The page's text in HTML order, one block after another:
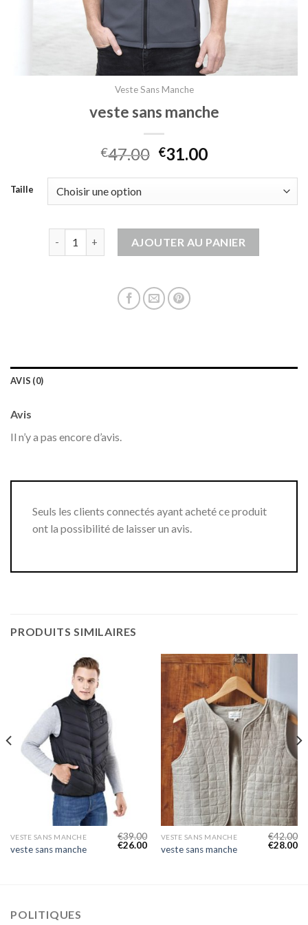
Veste Sans Manche
veste sans manche
€47.00 €31.00
Taille
AJOUTER AU PANIER
AVIS (0)
Avis
Il n’y a pas encore d’avis.
Seuls les clients connectés ayant acheté ce produit
ont la possibilité de laisser un avis.
PRODUITS SIMILAIRES
VESTE SANS MANCHE
veste sans manche
€39.00
€26.00
VESTE SANS MANCHE
veste sans manche
€42.00
€28.00
POLITIQUES